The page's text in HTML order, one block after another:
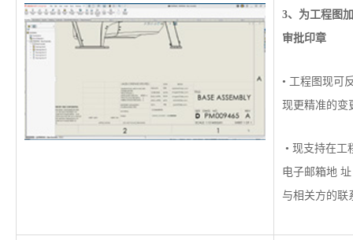
3、为工程图
审批印章
• 工程图现可
现更精准的变
• 现支持在工
电子邮箱地
与相关方的联